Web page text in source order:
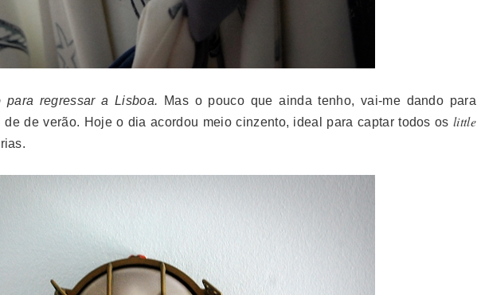
para regressar a Lisboa. Mas o pouco que ainda tenho, vai-me dando para
de de verão. Hoje o dia acordou meio cinzento, ideal para captar todos oslittle